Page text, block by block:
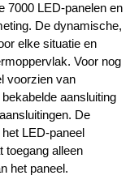
7000 LED-panelen en
De dynamische,
elke situatie en
Voor nog
voorzien van
aansluiting
De
LED-paneel
toegang alleen
het paneel.